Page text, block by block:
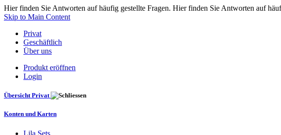
Hier finden Sie Antworten auf häufig gestellte Fragen. Hier finden Sie Antworten auf
Skip to Main Content
Privat
Geschäftlich
Über uns
Produkt eröffnen
Login
Übersicht Privat
Konten und Karten
Lila Sets